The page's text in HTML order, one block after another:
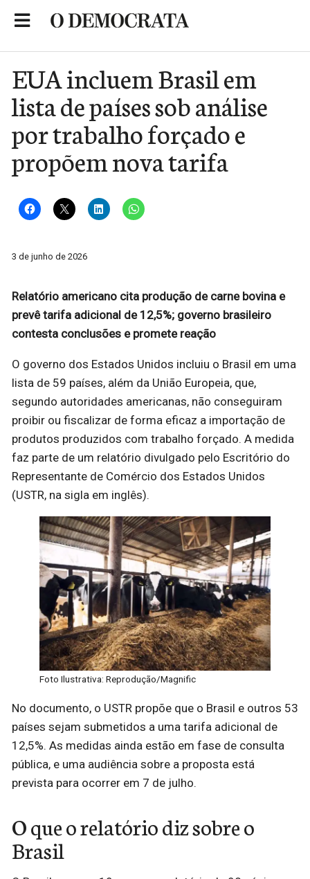
EUA incluem Brasil em
lista de países sob análise
por trabalho forçado e
propõem nova tarifa
3 de junho de 2026
Relatório americano cita produção de carne bovina e
prevê tarifa adicional de 12,5%; governo brasileiro
contesta conclusões e promete reação
O governo dos Estados Unidos incluiu o Brasil em uma
lista de 59 países, além da União Europeia, que,
segundo autoridades americanas, não conseguiram
proibir ou fiscalizar de forma eficaz a importação de
produtos produzidos com trabalho forçado. A medida
faz parte de um relatório divulgado pelo Escritório do
Representante de Comércio dos Estados Unidos
(USTR, na sigla em inglês).
Foto Ilustrativa: Reprodução/Magnific
No documento, o USTR propõe que o Brasil e outros 53
países sejam submetidos a uma tarifa adicional de
12,5%. As medidas ainda estão em fase de consulta
pública, e uma audiência sobre a proposta está
prevista para ocorrer em 7 de julho.
O que o relatório diz sobre o
Brasil